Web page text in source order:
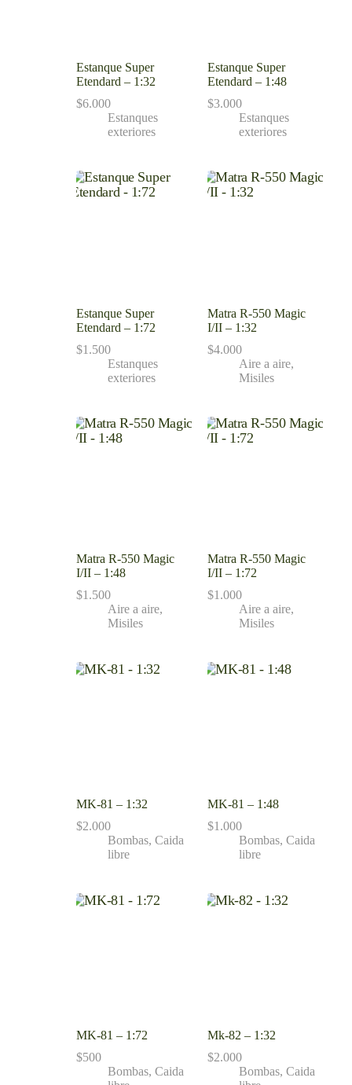
Estanque Super
Etendard – 1:32
$6.000
Estanques
exteriores
Estanque Super
Etendard – 1:48
$3.000
Estanques
exteriores
Estanque Super
Etendard – 1:72
$1.500
Estanques
exteriores
Matra R-550 Magic
I/II – 1:32
$4.000
Aire a aire,
Misiles
Matra R-550 Magic
I/II – 1:48
$1.500
Aire a aire,
Misiles
Matra R-550 Magic
I/II – 1:72
$1.000
Aire a aire,
Misiles
MK-81 – 1:32
$2.000
Bombas, Caida
libre
MK-81 – 1:48
$1.000
Bombas, Caida
libre
MK-81 – 1:72
$500
Bombas, Caida
Mk-82 – 1:32
$2.000
Bombas, Caida